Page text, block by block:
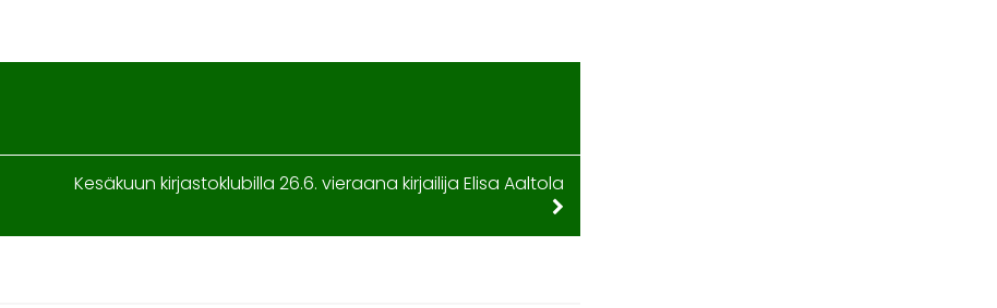
Kesäkuun kirjastoklubilla 26.6. vieraana kirjailija Elisa Aaltola